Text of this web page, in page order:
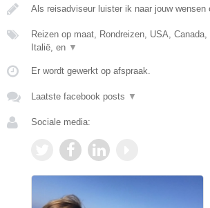
Als reisadviseur luister ik naar jouw wensen
Reizen op maat, Rondreizen, USA, Canada,
Italië, en ▼
Er wordt gewerkt op afspraak.
Laatste facebook posts ▼
Sociale media: